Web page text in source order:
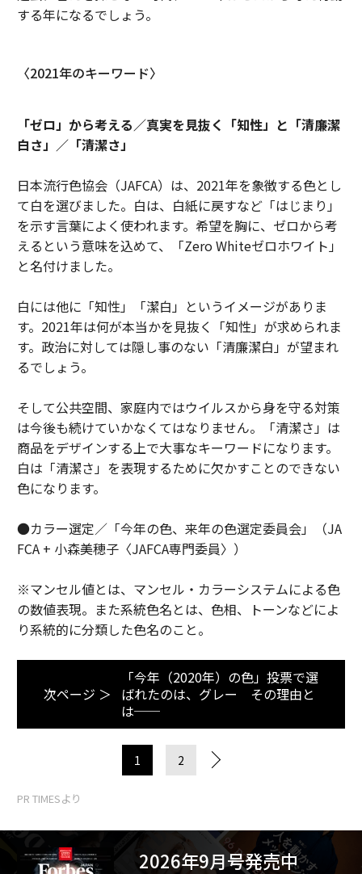
する年になるでしょう。
〈2021年のキーワード〉
「ゼロ」から考える／真実を見抜く「知性」と「清廉潔
白さ」／「清潔さ」
日本流行色協会（JAFCA）は、2021年を象徴する色とし
て白を選びました。白は、白紙に戻すなど「はじまり」
を示す言葉によく使われます。希望を胸に、ゼロから考
えるという意味を込めて、「Zero Whiteゼロホワイト」
と名付けました。
白には他に「知性」「潔白」というイメージがありま
す。2021年は何が本当かを見抜く「知性」が求められま
す。政治に対しては隠し事のない「清廉潔白」が望まれ
るでしょう。
そして公共空間、家庭内ではウイルスから身を守る対策
は今後も続けていかなくてはなりません。「清潔さ」は
商品をデザインする上で大事なキーワードになります。
白は「清潔さ」を表現するために欠かすことのできない
色になります。
●カラー選定／「今年の色、来年の色選定委員会」（JA
FCA + 小森美穂子〈JAFCA専門委員〉）
※マンセル値とは、マンセル・カラーシステムによる色
の数値表現。また系統色名とは、色相、トーンなどによ
り系統的に分類した色名のこと。
次ページ ＞
「今年（2020年）の色」投票で選
ばれたのは、グレー その理由と
は──
1 2
PR TIMESより
2026年9月号発売中